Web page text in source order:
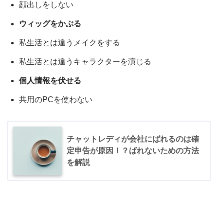
顔出しをしない
ウィッグをかぶる
私生活とは違うメイクをする
私生活とは違うキャラクターを演じる
個人情報を伏せる
共用のPCを使わない
チャットレディが会社にばれるのは確
定申告が原因！？ばれないための方法
を解説